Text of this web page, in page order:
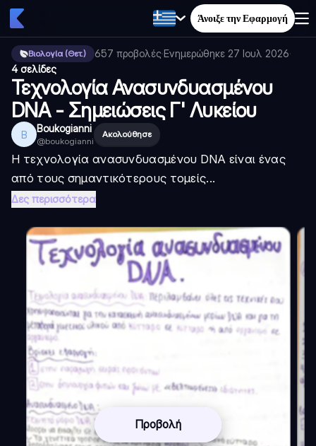
Άνοιξε την Εφαρμογή
Βιολογία (Θετ.) 657 προβολές·Ενημερώθηκε 27 Ιουλ 2026·
4 σελίδες
Τεχνολογία Ανασυνδυασμένου
DNA - Σημειώσεις Γ' Λυκείου
B Boukogianni
@boukogianni
Ακολούθησε
Η τεχνολογία ανασυνδυασμένου DNA είναι ένας
από τους σημαντικότερους τομείς...
Δες περισσότερα
Προβολή